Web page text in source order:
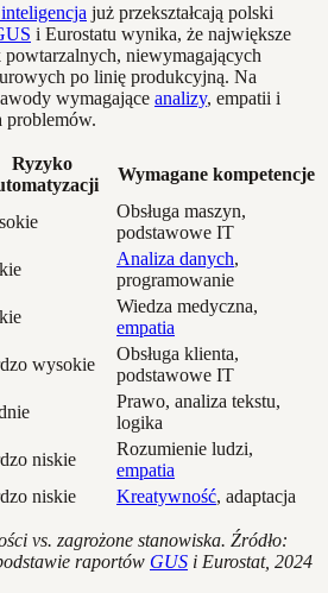
już przekształcają polski
i Eurostatu wynika, że największe
niewymagających
po linię produkcyjną. Na
wymagające analizy, empatii i
problemów.
Ryzyko
Wymagane kompetencje
Obsługa maszyn,
podstawowe IT
Analiza danych,
programowanie
Wiedza medyczna,
empatia
wysokie
Obsługa klienta,
podstawowe IT
Prawo, analiza tekstu,
logika
niskie
Rozumienie ludzi,
empatia
niskie Kreatywność, adaptacja
vs. zagrożone stanowiska. Źródło:
raportów GUS i Eurostat, 2024